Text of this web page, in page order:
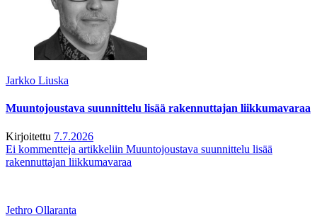
Jarkko Liuska
Muuntojoustava suunnittelu lisää rakennuttajan liikkumavaraa
Kirjoitettu 7.7.2026
Ei kommentteja artikkeliin Muuntojoustava suunnittelu lisää
rakennuttajan liikkumavaraa
Jethro Ollaranta